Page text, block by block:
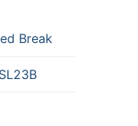
Break